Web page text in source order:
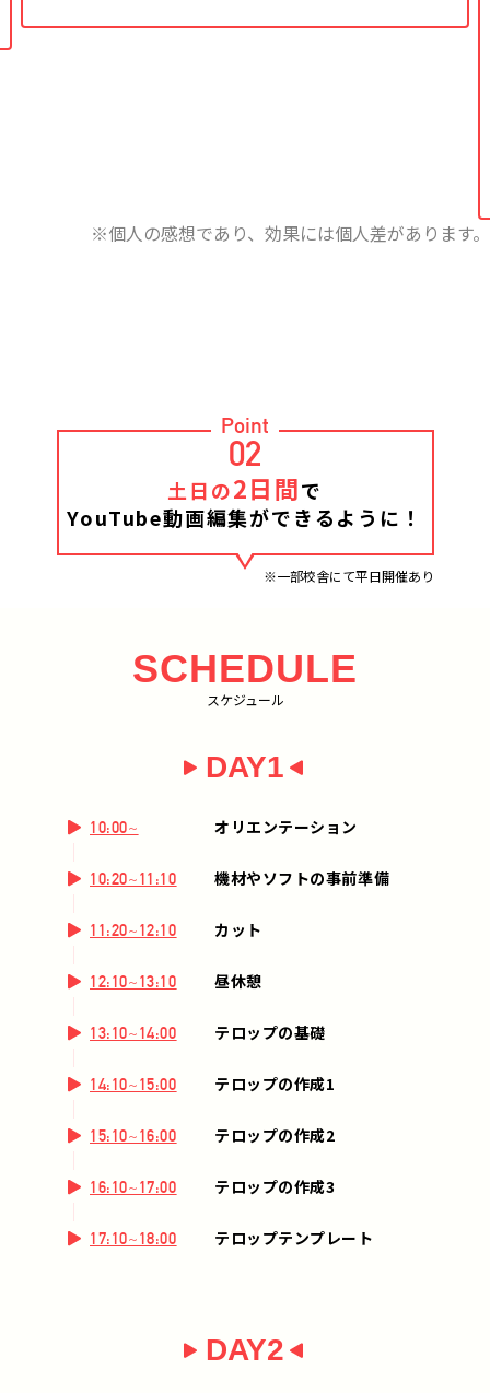
※個人の感想であり、効果には個人差があります。
Point
02
土日の2日間で
YouTube動画編集ができるように！
※一部校舎にて平日開催あり
SCHEDULE
スケジュール
DAY1
10:00~ オリエンテーション
10:20~11:10 機材やソフトの事前準備
11:20~12:10 カット
12:10~13:10 昼休憩
13:10~14:00 テロップの基礎
14:10~15:00 テロップの作成1
15:10~16:00 テロップの作成2
16:10~17:00 テロップの作成3
17:10~18:00 テロップテンプレート
DAY2